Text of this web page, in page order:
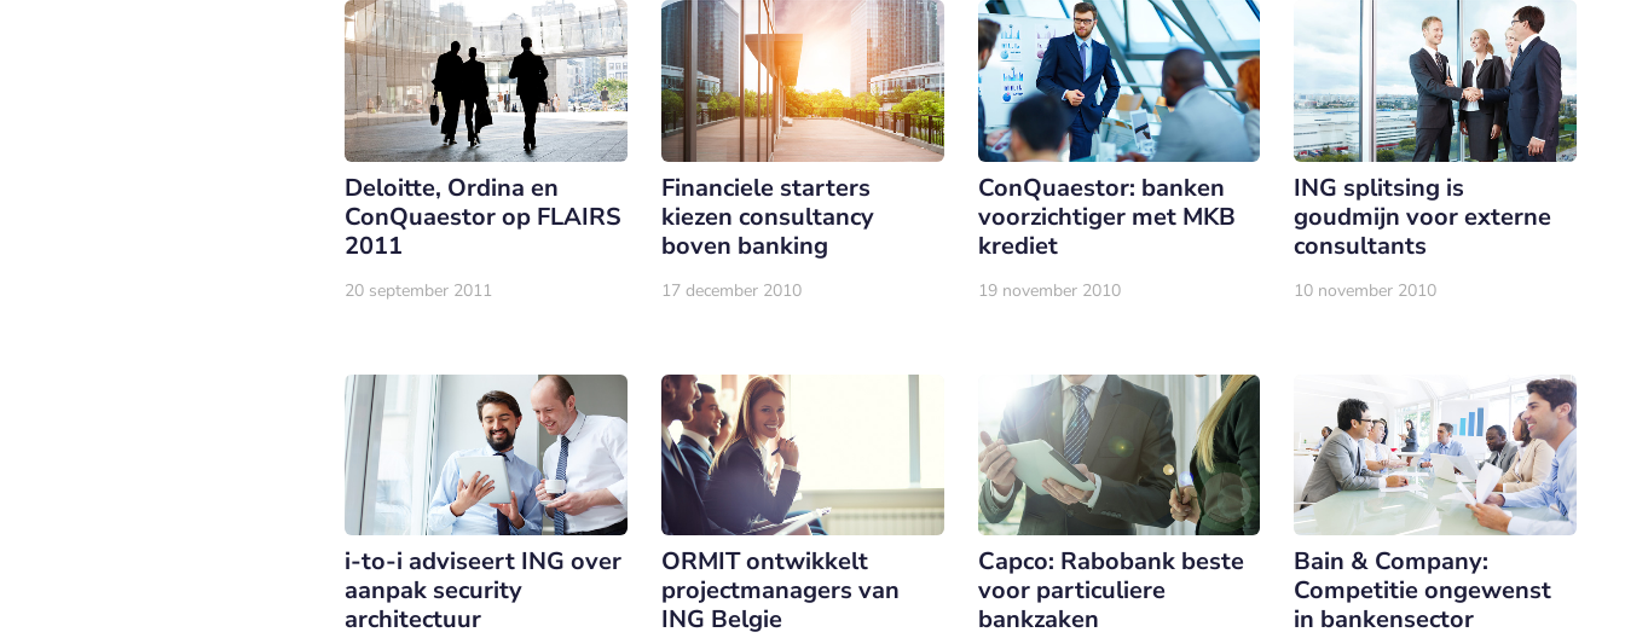
Deloitte, Ordina en
ConQuaestor op FLAIRS
2011
20 september 2011
Financiele starters
kiezen consultancy
boven banking
17 december 2010
ConQuaestor: banken
voorzichtiger met MKB
krediet
19 november 2010
ING splitsing is
goudmijn voor externe
consultants
10 november 2010
i-to-i adviseert ING over
aanpak security
architectuur
ORMIT ontwikkelt
projectmanagers van
ING Belgie
Capco: Rabobank beste
voor particuliere
bankzaken
Bain & Company:
Competitie ongewenst
in bankensector